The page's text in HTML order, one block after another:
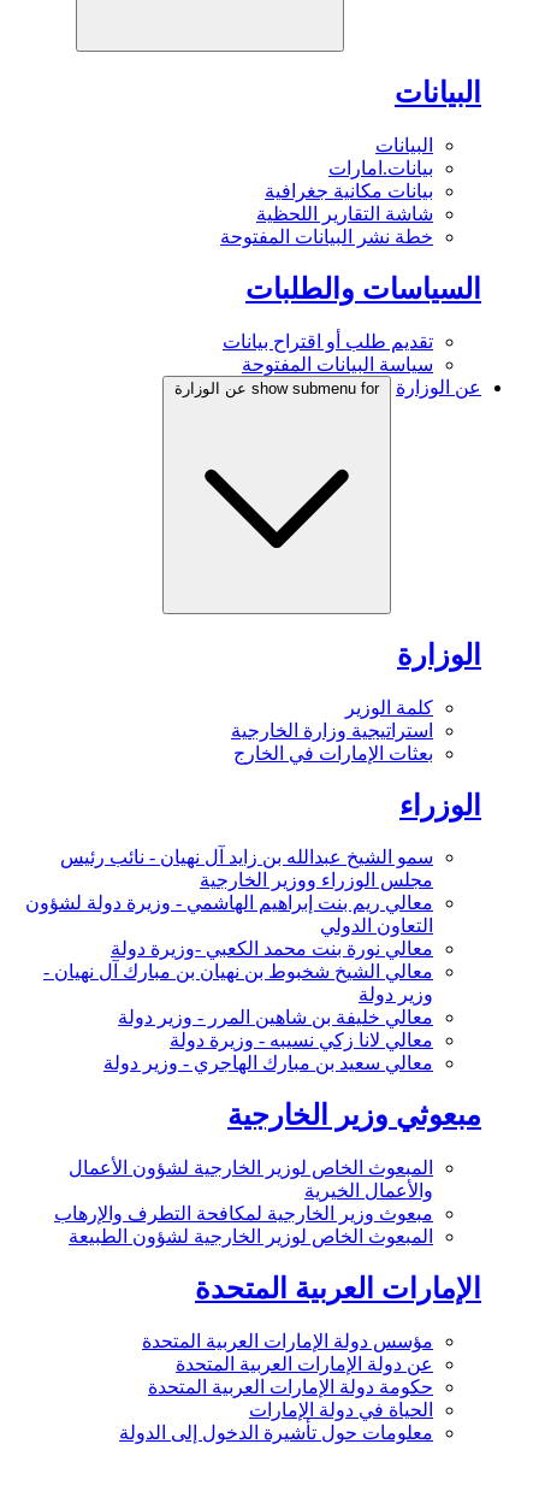
البيانات
البيانات
بيانات.امارات
بيانات مكانية جغرافية
شاشة التقارير اللحظية
خطة نشر البيانات المفتوحة
السياسات والطلبات
تقديم طلب أو اقتراح بيانات
سياسة البيانات المفتوحة
عن الوزارة
show submenu for عن الوزارة
الوزارة
كلمة الوزير
استراتيجية وزارة الخارجية
بعثات الإمارات في الخارج
الوزراء
سمو الشيخ عبدالله بن زايد آل نهيان - نائب رئيس
مجلس الوزراء ووزير الخارجية
معالي ريم بنت إبراهيم الهاشمي - وزيرة دولة لشؤون
التعاون الدولي
معالي نورة بنت محمد الكعبي -وزيرة دولة
معالي الشيخ شخبوط بن نهيان بن مبارك آل نهيان -
وزير دولة
معالي خليفة بن شاهين المرر - وزير دولة
معالي لانا زكي نسيبه - وزيرة دولة
معالي سعيد بن مبارك الهاجري - وزير دولة
مبعوثي وزير الخارجية
المبعوث الخاص لوزير الخارجية لشؤون الأعمال
والأعمال الخيرية
مبعوث وزير الخارجية لمكافحة التطرف والإرهاب
المبعوث الخاص لوزير الخارجية لشؤون الطبيعة
الإمارات العربية المتحدة
مؤسس دولة الإمارات العربية المتحدة
عن دولة الإمارات العربية المتحدة
حكومة دولة الإمارات العربية المتحدة
الحياة في دولة الإمارات
معلومات حول تأشيرة الدخول إلى الدولة